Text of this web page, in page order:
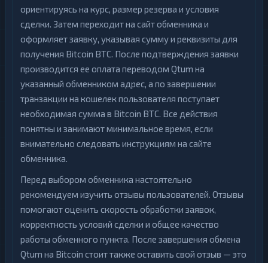
ориентируясь на курс, размер резерва и условия
сделки. Затем переходит на сайт обменника и
оформляет заявку, указывая сумму и реквизиты для
получения Bitcoin BTC. После подтверждения заявки
производится ее оплата переводом Qtum на
указанный обменником адрес, а по завершении
транзакции на кошелек пользователя поступает
необходимая сумма в Bitcoin BTC. Все действия
понятны и занимают минимальное время, если
внимательно следовать инструкциям на сайте
обменника.
Перед выбором обменника настоятельно
рекомендуем изучить отзывы пользователей. Отзывы
помогают оценить скорость обработки заявок,
корректность условий сделки и общее качество
работы обменного пункта. После завершения обмена
Qtum на Bitcoin стоит также оставить свой отзыв — это